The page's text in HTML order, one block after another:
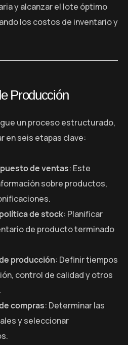
y alcanzar el lote óptimo
los costos de inventario y
Producción
un proceso estructurado,
en seis etapas clave:
de ventas: Este
sobre productos,
de stock: Planificar
de producto terminado
producción: Definir tiempos
control de calidad y otros
compras: Determinar las
y seleccionar